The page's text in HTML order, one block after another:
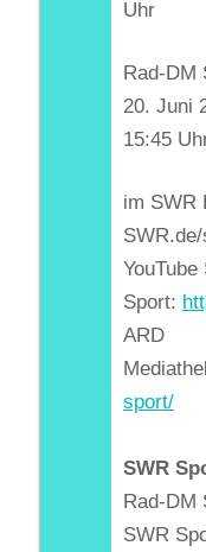
Uhr
Rad-DM
20. Juni
15:45
im SWR
YouTube
Sport:
ARD
sport/
SWR
Rad-DM
SWR